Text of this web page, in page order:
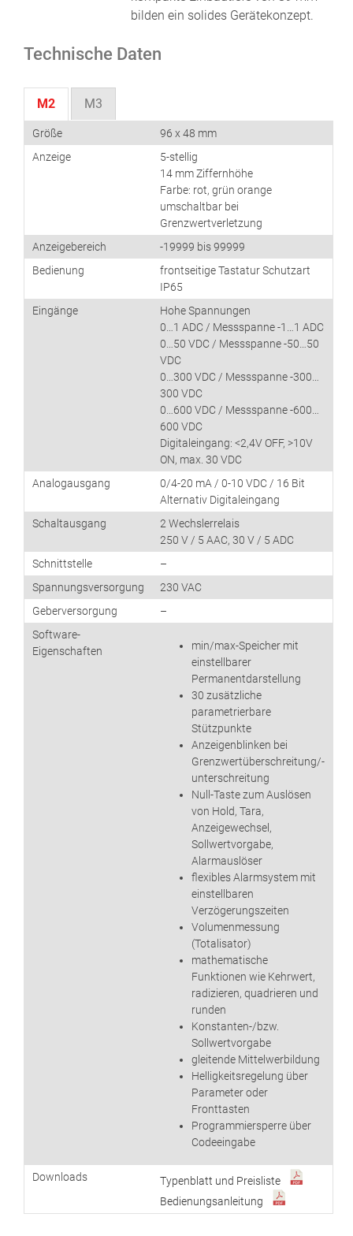
bilden ein solides Gerätekonzept.
Technische Daten
M2 M3
Größe
96 x 48 mm
Anzeige
5-stellig
14 mm Ziffernhöhe
Farbe: rot, grün orange
umschaltbar bei
Grenzwertverletzung
Anzeigebereich
-19999 bis 99999
Bedienung
frontseitige Tastatur Schutzart
IP65
Eingänge
Hohe Spannungen
0…1 ADC / Messspanne -1…1 ADC
0…50 VDC / Messspanne -50…50
VDC
0…300 VDC / Messspanne -300…
300 VDC
0…600 VDC / Messspanne -600…
600 VDC
Digitaleingang: <2,4V OFF, >10V
ON, max. 30 VDC
Analogausgang
0/4-20 mA / 0-10 VDC / 16 Bit
Alternativ Digitaleingang
Schaltausgang
2 Wechslerrelais
250 V / 5 AAC, 30 V / 5 ADC
Schnittstelle
–
Spannungsversorgung
230 VAC
Geberversorgung
–
Software-
Eigenschaften
min/max-Speicher mit
einstellbarer
Permanentdarstellung
30 zusätzliche
parametrierbare
Stützpunkte
Anzeigenblinken bei
Grenzwertüberschreitung/-
unterschreitung
Null-Taste zum Auslösen
von Hold, Tara,
Anzeigewechsel,
Sollwertvorgabe,
Alarmauslöser
flexibles Alarmsystem mit
einstellbaren
Verzögerungszeiten
Volumenmessung
(Totalisator)
mathematische
Funktionen wie Kehrwert,
radizieren, quadrieren und
runden
Konstanten-/bzw.
Sollwertvorgabe
gleitende Mittelwerbildung
Helligkeitsregelung über
Parameter oder
Fronttasten
Programmiersperre über
Codeeingabe
Downloads
Typenblatt und Preisliste
Bedienungsanleitung